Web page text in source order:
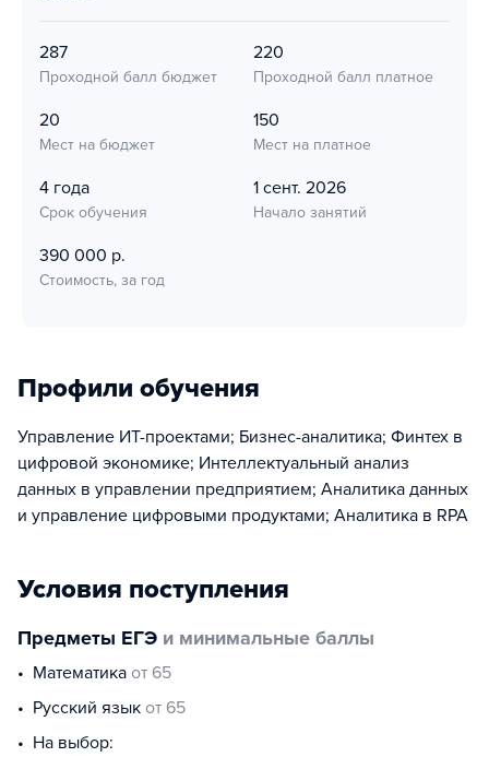
287
Проходной балл бюджет
220
Проходной балл платное
20
Мест на бюджет
150
Мест на платное
4 года
Срок обучения
1 сент. 2026
Начало занятий
390 000 р.
Стоимость, за год
Профили обучения
Управление ИТ-проектами; Бизнес-аналитика; Финтех в
цифровой экономике; Интеллектуальный анализ
данных в управлении предприятием; Аналитика данных
и управление цифровыми продуктами; Аналитика в RPA
Условия поступления
Предметы ЕГЭ и минимальные баллы
математика от 65
русский язык от 65
На выбор: